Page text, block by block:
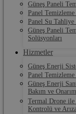
Güneş Paneli
Panel Temizleme
Panel Su
Güneş Paneli
Solüsyonları
Hizmetler
Güneş Enerji
Panel
Güneş Enerji
Bakım ve
Termal Drone ile
Kontrolü ve